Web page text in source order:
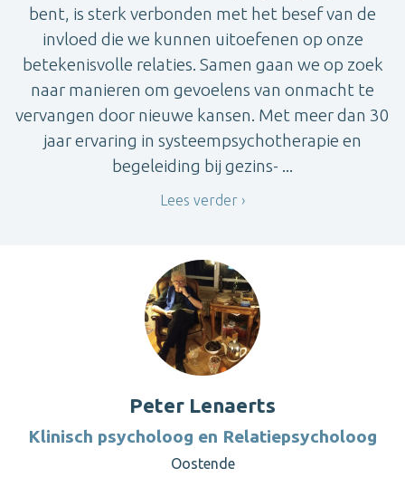
bent, is sterk verbonden met het besef van de
invloed die we kunnen uitoefenen op onze
betekenisvolle relaties. Samen gaan we op zoek
naar manieren om gevoelens van onmacht te
vervangen door nieuwe kansen. Met meer dan 30
jaar ervaring in systeempsychotherapie en
begeleiding bij gezins- ...
Lees verder
Peter Lenaerts
Klinisch psycholoog en Relatiepsycholoog
Oostende